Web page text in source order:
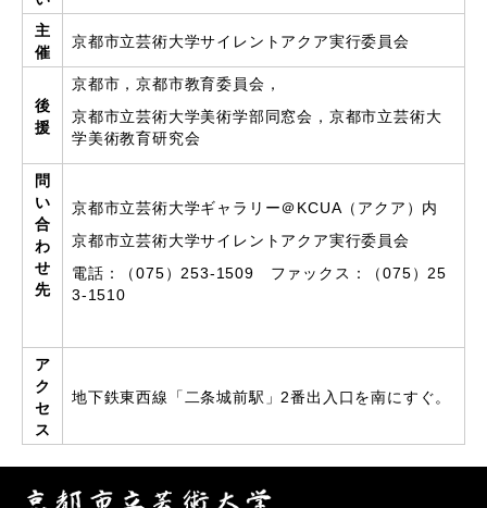
主
催
京都市立芸術大学サイレントアクア実行委員会
後
援
京都市，京都市教育委員会，
京都市立芸術大学美術学部同窓会，京都市立芸術大
学美術教育研究会
問
い
合
わ
せ
先
京都市立芸術大学ギャラリー＠KCUA（アクア）内
京都市立芸術大学サイレントアクア実行委員会
電話：（075）253‐1509 ファックス：（075）25
3‐1510
ア
ク
セ
ス
地下鉄東西線「二条城前駅」2番出入口を南にすぐ。